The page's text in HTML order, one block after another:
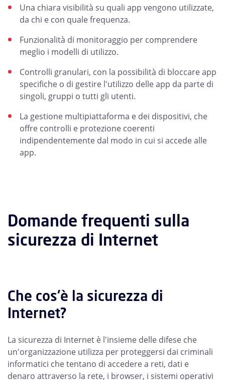
Una chiara visibilità su quali app vengono utilizzate,
da chi e con quale frequenza.
Funzionalità di monitoraggio per comprendere
meglio i modelli di utilizzo.
Controlli granulari, con la possibilità di bloccare app
specifiche o di gestire l'utilizzo delle app da parte di
singoli, gruppi o tutti gli utenti.
La gestione multipiattaforma e dei dispositivi, che
offre controlli e protezione coerenti
indipendentemente dal modo in cui si accede alle
app.
Domande frequenti sulla
sicurezza di Internet
Che cos'è la sicurezza di
Internet?
La sicurezza di Internet è l'insieme delle difese che
un'organizzazione utilizza per proteggersi dai criminali
informatici che tentano di accedere a reti, dati e
denaro attraverso la rete, i browser, i sistemi operativi